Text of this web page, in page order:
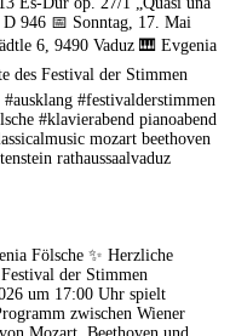
946 📅 Sonntag, 17. Mai
6, 9490 Vaduz 🎹 Evgenia
des Festival der Stimmen
#festivalderstimmen
#klavierabend pianoabend
mozart beethoven
rathaussaalvaduz